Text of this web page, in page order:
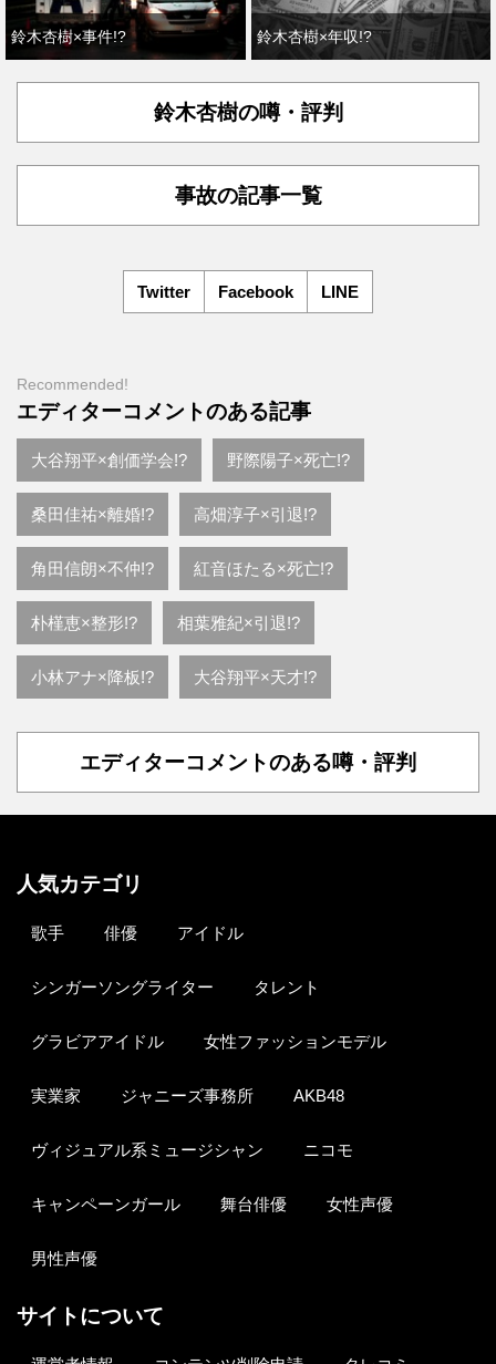
鈴木杏樹×事件!? 鈴木杏樹×年収!?
鈴木杏樹の噂・評判
事故の記事一覧
Twitter Facebook LINE
Recommended!
エディターコメントのある記事
大谷翔平×創価学会!? 野際陽子×死亡!?
桑田佳祐×離婚!? 高畑淳子×引退!?
角田信朗×不仲!? 紅音ほたる×死亡!?
朴槿恵×整形!? 相葉雅紀×引退!?
小林アナ×降板!? 大谷翔平×天才!?
エディターコメントのある噂・評判
人気カテゴリ
歌手 俳優 アイドル
シンガーソングライター タレント
グラビアアイドル 女性ファッションモデル
実業家 ジャニーズ事務所 AKB48
ヴィジュアル系ミュージシャン ニコモ
キャンペーンガール 舞台俳優 女性声優
男性声優
サイトについて